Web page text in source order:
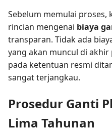
Sebelum memulai proses,
rincian mengenai biaya
transparan. Tidak ada
yang akan muncul di akhir
pada ketentuan resmi
sangat terjangkau.
Prosedur Ganti
Lima Tahunan